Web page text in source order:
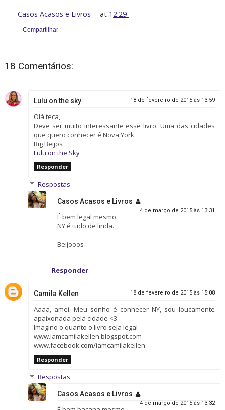
Casos Acasos e Livros at 12:29
Compartilhar
18 Comentários:
Lulu on the sky 18 de fevereiro de 2015 às 13:59
Olá teca,
Deve ser muito interessante esse livro. Uma das cidades
que quero conhecer é Nova York
Big Beijos
Lulu on the Sky
Responder
Respostas
Casos Acasos e Livros
4 de março de 2015 às 13:31
É bem legal mesmo.
NY é tudo de linda.
Beijooos
Responder
Camila Kellen 18 de fevereiro de 2015 às 15:08
Aaaa, amei. Meu sonho é conhecer NY, sou loucamente
apaixonada pela cidade <3
Imagino o quanto o livro seja legal
www.iamcamilakellen.blogspot.com
www.facebook.com/iamcamilakellen
Responder
Respostas
Casos Acasos e Livros
4 de março de 2015 às 13:32